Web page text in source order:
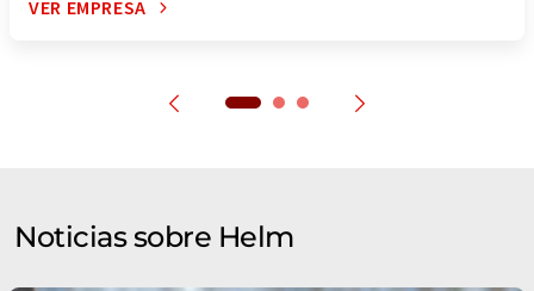
VER EMPRESA
Noticias sobre Helm